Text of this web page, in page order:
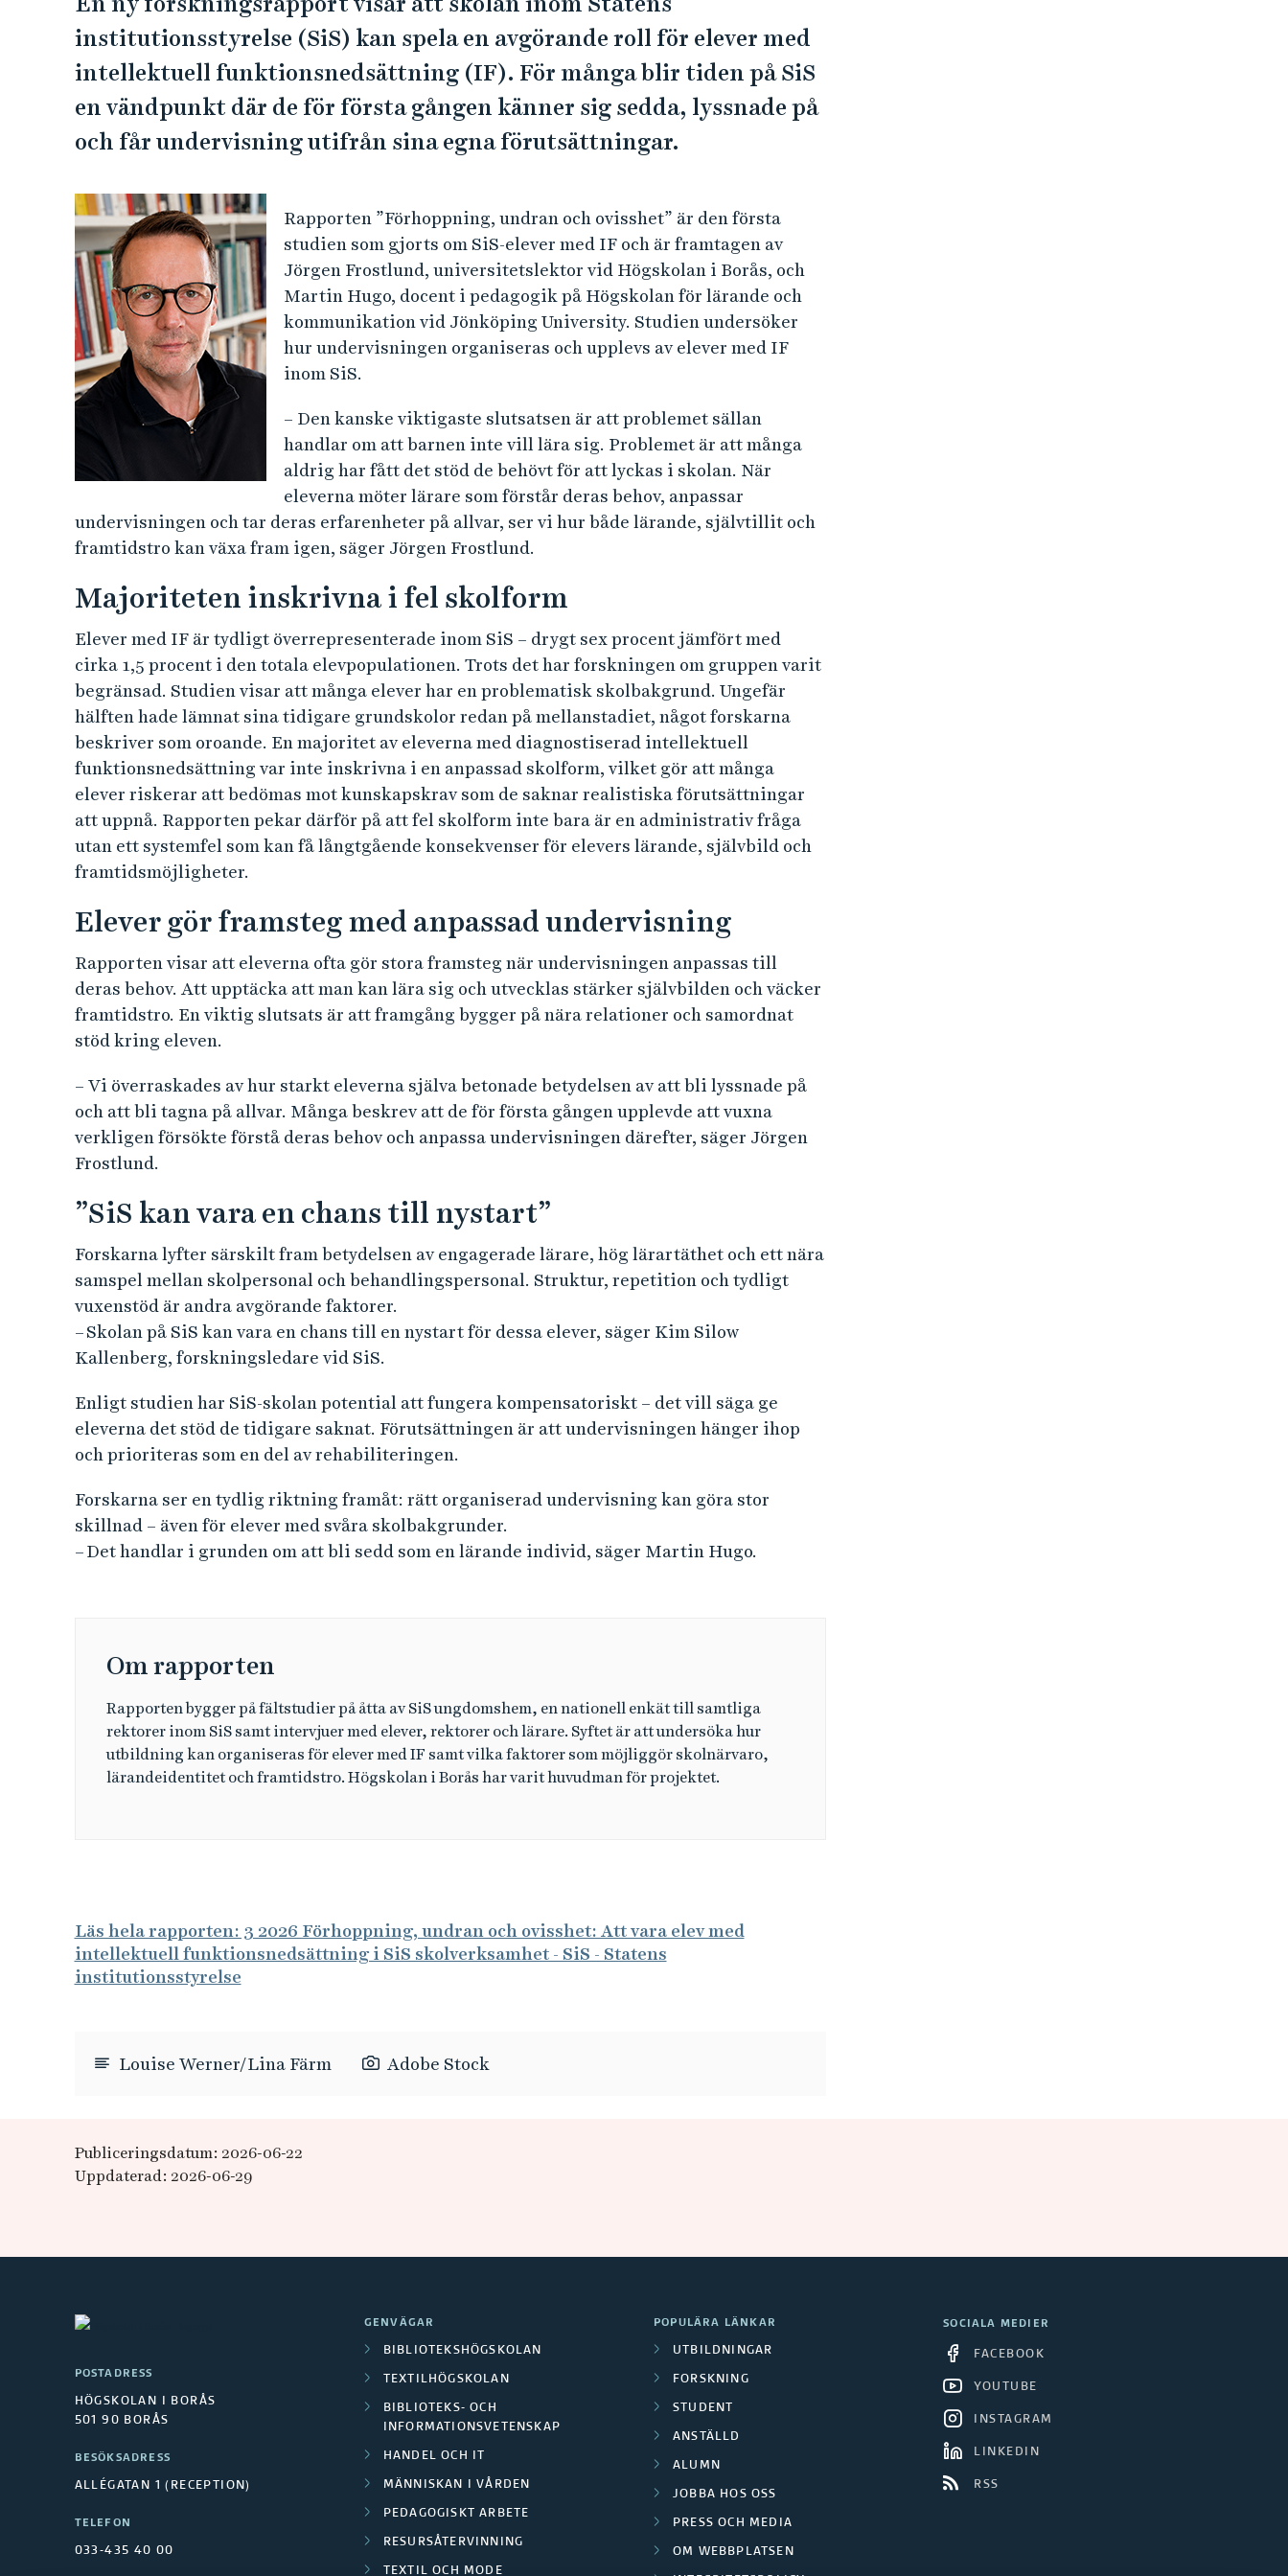
institutionsstyrelse (SiS) kan spela en avgörande roll för elever med
intellektuell funktionsnedsättning (IF). För många blir tiden på SiS
en vändpunkt där de för första gången känner sig sedda, lyssnade på
och får undervisning utifrån sina egna förutsättningar.
Rapporten ”Förhoppning, undran och ovisshet” är den första
studien som gjorts om SiS-elever med IF och är framtagen av
Jörgen Frostlund, universitetslektor vid Högskolan i Borås, och
Martin Hugo, docent i pedagogik på Högskolan för lärande och
kommunikation vid Jönköping University. Studien undersöker
hur undervisningen organiseras och upplevs av elever med IF
inom SiS.
– Den kanske viktigaste slutsatsen är att problemet sällan
handlar om att barnen inte vill lära sig. Problemet är att många
aldrig har fått det stöd de behövt för att lyckas i skolan. När
eleverna möter lärare som förstår deras behov, anpassar
undervisningen och tar deras erfarenheter på allvar, ser vi hur både lärande, självtillit och
framtidstro kan växa fram igen, säger Jörgen Frostlund.
Majoriteten inskrivna i fel skolform
Elever med IF är tydligt överrepresenterade inom SiS – drygt sex procent jämfört med
cirka 1,5 procent i den totala elevpopulationen. Trots det har forskningen om gruppen varit
begränsad. Studien visar att många elever har en problematisk skolbakgrund. Ungefär
hälften hade lämnat sina tidigare grundskolor redan på mellanstadiet, något forskarna
beskriver som oroande. En majoritet av eleverna med diagnostiserad intellektuell
funktionsnedsättning var inte inskrivna i en anpassad skolform, vilket gör att många
elever riskerar att bedömas mot kunskapskrav som de saknar realistiska förutsättningar
att uppnå. Rapporten pekar därför på att fel skolform inte bara är en administrativ fråga
utan ett systemfel som kan få långtgående konsekvenser för elevers lärande, självbild och
framtidsmöjligheter.
Elever gör framsteg med anpassad undervisning
Rapporten visar att eleverna ofta gör stora framsteg när undervisningen anpassas till
deras behov. Att upptäcka att man kan lära sig och utvecklas stärker självbilden och väcker
framtidstro. En viktig slutsats är att framgång bygger på nära relationer och samordnat
stöd kring eleven.
– Vi överraskades av hur starkt eleverna själva betonade betydelsen av att bli lyssnade på
och att bli tagna på allvar. Många beskrev att de för första gången upplevde att vuxna
verkligen försökte förstå deras behov och anpassa undervisningen därefter, säger Jörgen
Frostlund.
”SiS kan vara en chans till nystart”
Forskarna lyfter särskilt fram betydelsen av engagerade lärare, hög lärartäthet och ett nära
samspel mellan skolpersonal och behandlingspersonal. Struktur, repetition och tydligt
vuxenstöd är andra avgörande faktorer.
– Skolan på SiS kan vara en chans till en nystart för dessa elever, säger Kim Silow
Kallenberg, forskningsledare vid SiS.
Enligt studien har SiS-skolan potential att fungera kompensatoriskt – det vill säga ge
eleverna det stöd de tidigare saknat. Förutsättningen är att undervisningen hänger ihop
och prioriteras som en del av rehabiliteringen.
Forskarna ser en tydlig riktning framåt: rätt organiserad undervisning kan göra stor
skillnad – även för elever med svåra skolbakgrunder.
– Det handlar i grunden om att bli sedd som en lärande individ, säger Martin Hugo.
Om rapporten
Rapporten bygger på fältstudier på åtta av SiS ungdomshem, en nationell enkät till samtliga
rektorer inom SiS samt intervjuer med elever, rektorer och lärare. Syftet är att undersöka hur
utbildning kan organiseras för elever med IF samt vilka faktorer som möjliggör skolnärvaro,
lärandeidentitet och framtidstro. Högskolan i Borås har varit huvudman för projektet.
Läs hela rapporten: 3 2026 Förhoppning, undran och ovisshet: Att vara elev med
intellektuell funktionsnedsättning i SiS skolverksamhet - SiS - Statens
institutionsstyrelse
Louise Werner/Lina Färm Adobe Stock
Publiceringsdatum: 2026-06-22
Uppdaterad: 2026-06-29
POSTADRESS
HÖGSKOLAN I BORÅS
501 90 BORÅS
BESÖKSADRESS
ALLÉGATAN 1 (RECEPTION)
TELEFON
033-435 40 00
GENVÄGAR
BIBLIOTEKSHÖGSKOLAN
TEXTILHÖGSKOLAN
BIBLIOTEKS- OCH
INFORMATIONSVETENSKAP
HANDEL OCH IT
MÄNNISKAN I VÅRDEN
PEDAGOGISKT ARBETE
RESURSÅTERVINNING
TEXTIL OCH MODE
POPULÄRA LÄNKAR
UTBILDNINGAR
FORSKNING
STUDENT
ANSTÄLLD
ALUMN
JOBBA HOS OSS
PRESS OCH MEDIA
OM WEBBPLATSEN
SOCIALA MEDIER
FACEBOOK
YOUTUBE
INSTAGRAM
LINKEDIN
RSS